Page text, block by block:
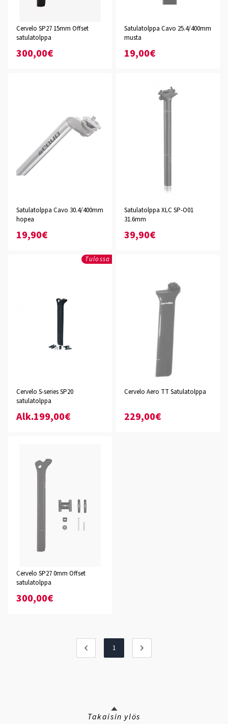
Cervelo SP27 15mm Offset
satulatolppa
300,00€
Satulatolppa Cavo 25.4/400mm
musta
19,00€
Satulatolppa Cavo 30.4/400mm
hopea
19,90€
Satulatolppa XLC SP-O01
31.6mm
39,90€
Tulossa
Cervelo S-series SP20
satulatolppa
Alk.199,00€
Cervelo Aero TT Satulatolppa
229,00€
Cervelo SP27 0mm Offset
satulatolppa
300,00€
1
Takaisin ylös